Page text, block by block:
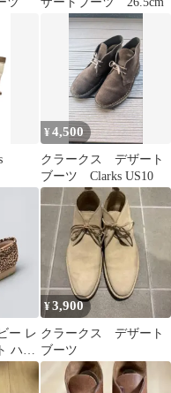
¥4,500
クラークス デザート
ブーツ Clarks US10
ー レ
ハラ
¥3,900
クラークス デザート
ブーツ